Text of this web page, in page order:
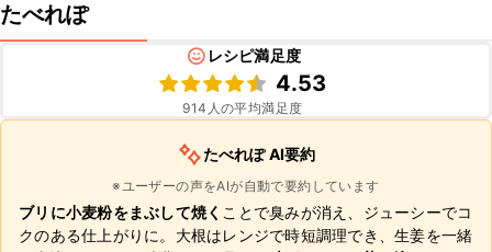
たべれぽ
レシピ満足度
4.53
914 人の平均満足度
たべれぽ AI要約
※ユーザーの声をAIが自動で要約しています
ブリに小麦粉をまぶして焼く ことで臭みが消え、ジューシーでコ
クのある仕上がりに。大根はレンジで時短調理でき、生姜を一緒